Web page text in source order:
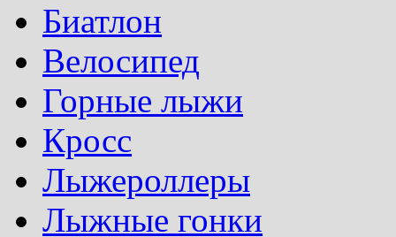
Биатлон
Велосипед
Горные лыжи
Кросс
Лыжероллеры
Лыжные гонки